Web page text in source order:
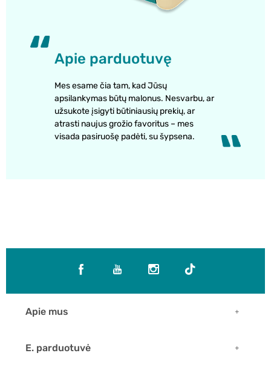
Apie parduotuvę
Mes esame čia tam, kad Jūsų
apsilankymas būtų malonus. Nesvarbu, ar
užsukote įsigyti būtiniausių prekių, ar
atrasti naujus grožio favoritus – mes
visada pasiruošę padėti, su šypsena.
Apie mus
E. parduotuvė